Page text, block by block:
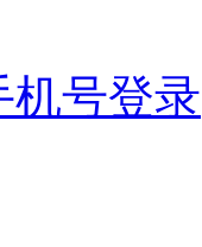
机号登录